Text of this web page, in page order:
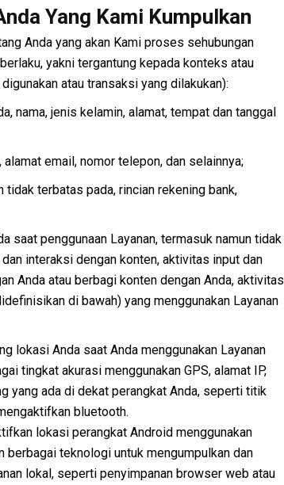
Yang Kami Kumpulkan
Anda yang akan Kami proses sehubungan
yakni tergantung kepada konteks atau
atau transaksi yang dilakukan):
nama, jenis kelamin, alamat, tempat dan tanggal
email, nomor telepon, dan selainnya;
tidak terbatas pada, rincian rekening bank,
saat penggunaan Layanan, termasuk namun tidak
interaksi dengan konten, aktivitas input dan
Anda atau berbagi konten dengan Anda, aktivitas
di bawah) yang menggunakan Layanan
lokasi Anda saat Anda menggunakan Layanan
tingkat akurasi menggunakan GPS, alamat IP,
yang ada di dekat perangkat Anda, seperti titik
bluetooth.
lokasi perangkat Android menggunakan
berbagai teknologi untuk mengumpulkan dan
lokal, seperti penyimpanan browser web atau